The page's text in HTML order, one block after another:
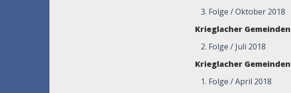
3. Folge / Oktober 2018
Krieglacher
2. Folge / Juli 2018
Krieglacher
1. Folge / April 2018